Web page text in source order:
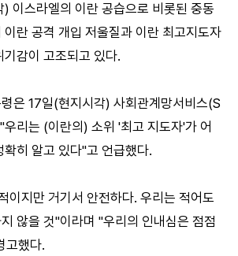
이스라엘의 이란 공습으로 비롯된 중동
란 공격 개입 저울질과 이란 최고지도자
감이 고조되고 있다.
은 17일(현지시각) 사회관계망서비스(S
리는 (이란의) 소위 '최고 지도자'가 어
확히 알고 있다"고 언급했다.
이지만 거기서 안전하다. 우리는 적어도
않을 것"이라며 "우리의 인내심은 점점
고했다.